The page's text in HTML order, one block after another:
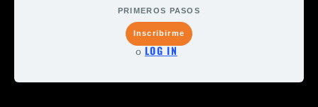
PRIMEROS PASOS
Inscribirme
o LOG IN